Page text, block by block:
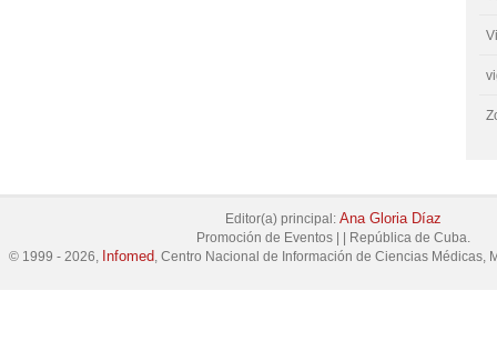
Editor(a) principal: Ana Gloria Díaz
Promoción de Eventos|
República de Cuba.
© 1999 - 2026, Infomed, Centro Nacional de Información de Ciencias Médicas,